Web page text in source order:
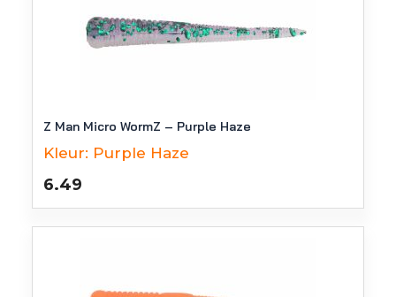
Z Man Micro WormZ – Purple Haze
Kleur: Purple Haze
6.49